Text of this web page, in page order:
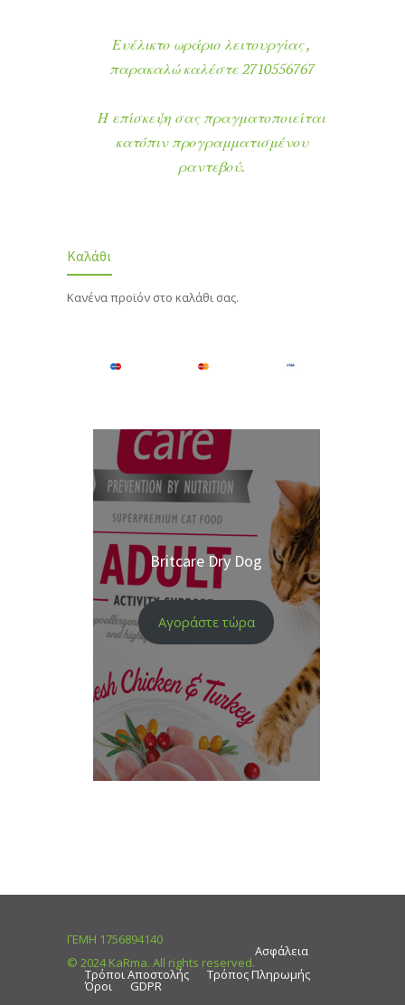
Ευέλικτο ωράριο λειτουργίας ,
παρακαλώ καλέστε 2710556767
Η επίσκεψη σας πραγματοποιείται
κατόπιν προγραμματισμένου
ραντεβού.
Καλάθι
Κανένα προϊόν στο καλάθι σας.
Britcare Dry Dog
Αγοράστε τώρα
ΓΕΜΗ 1756894140
© 2024 KaRma. All rights reserved.
Ασφάλεια
Τρόποι Αποστολής
Τρόπος Πληρωμής
Όροι GDPR